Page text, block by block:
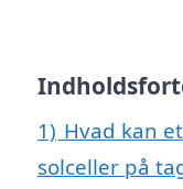
1) Hvad kan
solceller på